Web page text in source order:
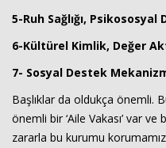
5-Ruh Sağlığı,
6-Kültürel Kimlik, Değer
7- Sosyal Destek
Başlıklar da oldukça önemli.
önemli bir ‘Aile Vakası’ var
zararla bu kurumu